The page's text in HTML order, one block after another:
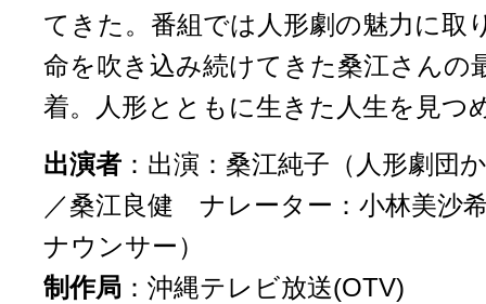
てきた。番組では人形劇の魅力に取
命を吹き込み続けてきた桑江さんの
着。人形とともに生きた人生を見つ
出演者 ：出演：桑江純子（人形劇団
／桑江良健 ナレーター：小林美沙
ナウンサー）
制作局 ： 沖縄テレビ放送(OTV)